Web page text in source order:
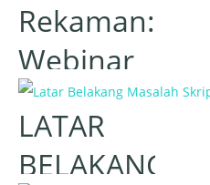
Rekaman:
Webinar
dan HBH
Bakomubin
LATAR
BELAKANG